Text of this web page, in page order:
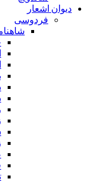
دیوان اشعار
فردوسی